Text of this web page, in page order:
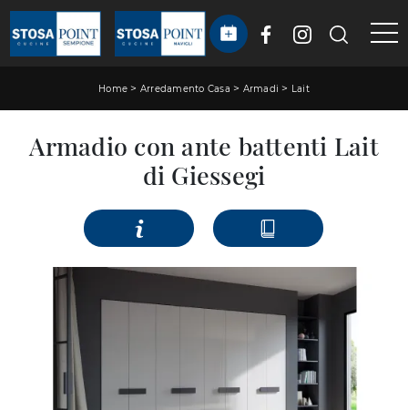
Home > Arredamento Casa > Armadi > Lait
Armadio con ante battenti Lait
di Giessegi